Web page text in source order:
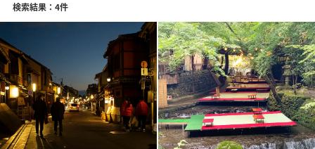
検索結果：4件